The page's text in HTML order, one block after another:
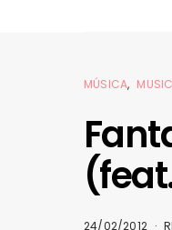
MÚSICA
24/02/2012